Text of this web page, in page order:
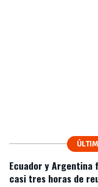
Ecuador y
casi tres horas de